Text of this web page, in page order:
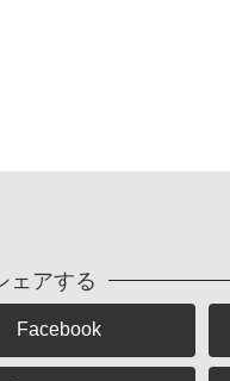
ェアする
Facebook